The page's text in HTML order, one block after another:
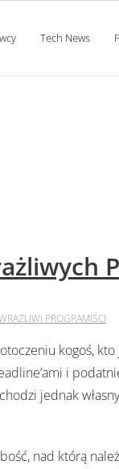
Tech News
PROGRAMIŚCI
kogoś, kto
i
jednak
nad którą